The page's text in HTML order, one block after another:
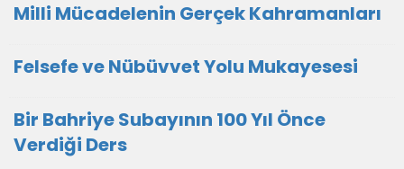
Milli Mücadelenin Gerçek Kahramanları
Felsefe ve Nübüvvet Yolu Mukayesesi
Bir Bahriye Subayının 100 Yıl Önce
Verdiği Ders